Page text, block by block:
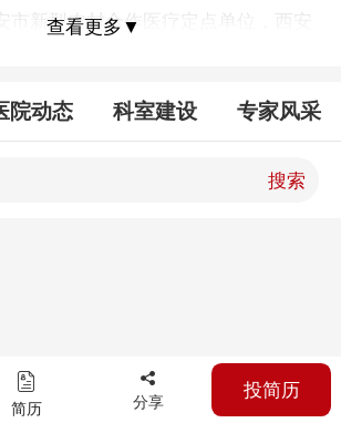
市新型农村合作医疗定点单位，西安
术人员310名。设有临床、医技科室40
国GE16排螺旋CT机、大型数字化平
“建设惠民优质高效的省级医院”为指
心、专心、放心”的服务品牌，先后
查看更多▼
院动态 科室建设 专家风采
搜索
简历 分享 投简历